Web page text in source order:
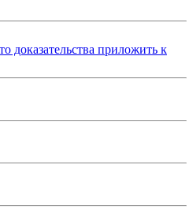
доказательства приложить к